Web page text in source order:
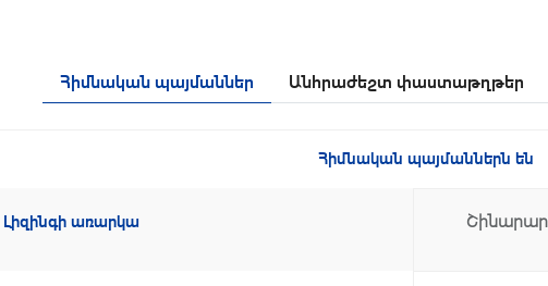
Հիմնական պայմաններ Անհրաժեշտ փաստաթղթեր
Հիմնական պայմաններն են
Լիզինգի առարկա